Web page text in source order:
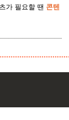
가 필요할 땐 콘텐